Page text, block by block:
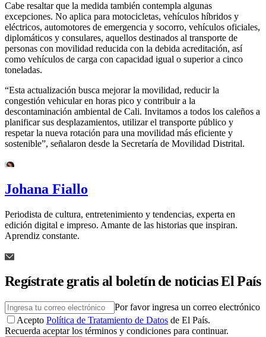
Cabe resaltar que la medida también contempla algunas
excepciones. No aplica para motocicletas, vehículos híbridos y
eléctricos, automotores de emergencia y socorro, vehículos oficiales,
diplomáticos y consulares, aquellos destinados al transporte de
personas con movilidad reducida con la debida acreditación, así
como vehículos de carga con capacidad igual o superior a cinco
toneladas.
“Esta actualización busca mejorar la movilidad, reducir la
congestión vehicular en horas pico y contribuir a la
descontaminación ambiental de Cali. Invitamos a todos los caleños a
planificar sus desplazamientos, utilizar el transporte público y
respetar la nueva rotación para una movilidad más eficiente y
sostenible”, señalaron desde la Secretaría de Movilidad Distrital.
Johana Fiallo
Periodista de cultura, entretenimiento y tendencias, experta en
edición digital e impreso. Amante de las historias que inspiran.
Aprendiz constante.
Regístrate gratis al boletín de noticias El País
Por favor ingresa un correo electrónico
Acepto Política de Tratamiento de Datos de El País.
Recuerda aceptar los términos y condiciones para continuar.